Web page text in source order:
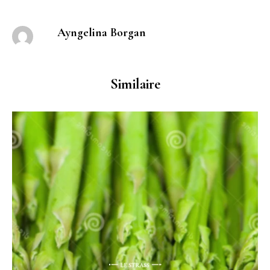
Ayngelina Borgan
Similaire